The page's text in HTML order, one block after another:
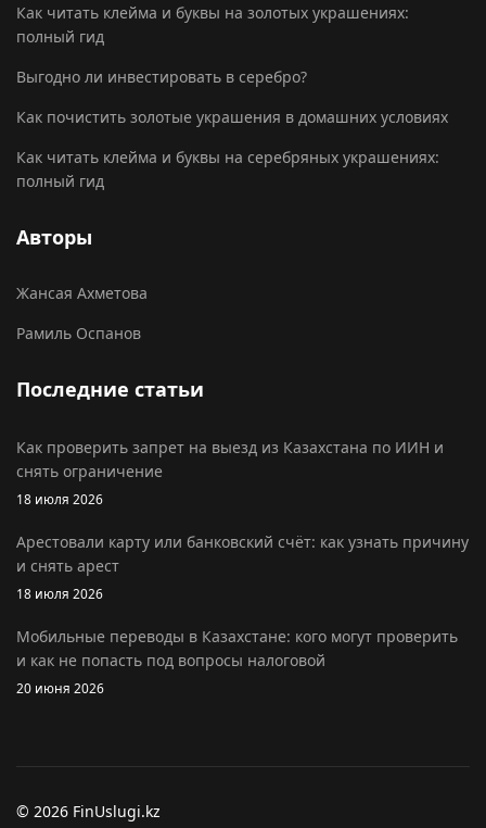
Как читать клейма и буквы на золотых украшениях:
полный гид
Выгодно ли инвестировать в серебро?
Как почистить золотые украшения в домашних условиях
Как читать клейма и буквы на серебряных украшениях:
полный гид
Авторы
Жансая Ахметова
Рамиль Оспанов
Последние статьи
Как проверить запрет на выезд из Казахстана по ИИН и
снять ограничение
18 июля 2026
Арестовали карту или банковский счёт: как узнать причину
и снять арест
18 июля 2026
Мобильные переводы в Казахстане: кого могут проверить
и как не попасть под вопросы налоговой
20 июня 2026
© 2026 FinUslugi.kz